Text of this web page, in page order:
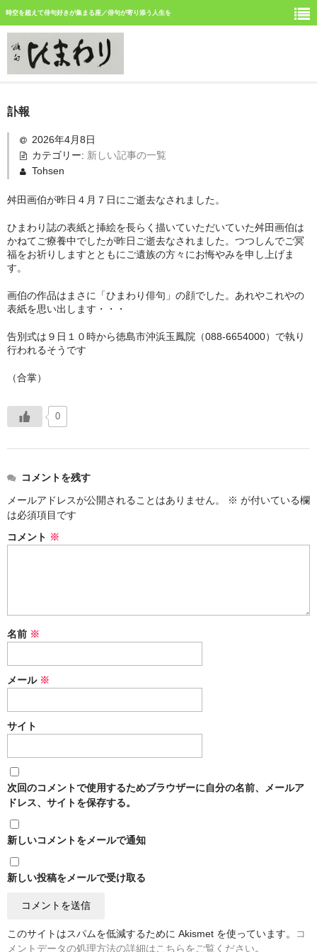
時空を超えて俳句好きが集まる座／俳句が寄り添う人生を
ひまわり誌今月号の俳句
今月みつけた俳句
イベント案内
「徳島文学賞」募集中
冬扇の「時空の座」
お問い合わせ
日本俳人クラブ
徳島吟行案内編集室
アゴラ（新しい俳句の為に）
訃報
2026年4月8日
カテゴリー: 新しい記事の一覧
Tohsen
舛田画伯が昨日４月７日にご逝去なされました。
ひまわり誌の表紙と挿絵を長らく描いていただいていた舛田画伯は
かねてご療養中でしたが昨日ご逝去なされました。つつしんでご冥
福をお祈りしますとともにご遺族の方々にお悔やみを申し上げま
す。
画伯の作品はまさに「ひまわり俳句」の顔でした。あれやこれやの
表紙を思い出します・・・
告別式は９日１０時から徳島市沖浜玉鳳院（088-6654000）で執り
行われるそうです
（合掌）
0
コメントを残す
メールアドレスが公開されることはありません。
※ が付いている欄
は必須項目です
コメント ※
名前 ※
メール ※
サイト
次回のコメントで使用するためブラウザーに自分の名前、メールア
ドレス、サイトを保存する。
新しいコメントをメールで通知
新しい投稿をメールで受け取る
このサイトはスパムを低減するために Akismet を使っています。
コ
メントデータの処理方法の詳細はこちらをご覧ください。